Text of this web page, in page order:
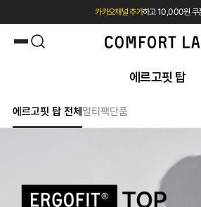
카카오채널 추가하고 10,000원 쿠
첫 구매 시 베스트셀러 50% 즉시
에르고핏 탑
에르고핏 탑 전체멀티팩단품